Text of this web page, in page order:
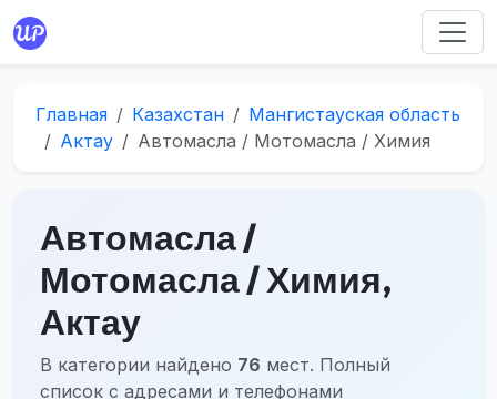
Главная Казахстан
Мангистауская область
Актау
Автомасла / Мотомасла / Химия
Автомасла /
Мотомасла / Химия,
Актау
В категории найдено 76 мест. Полный
список с адресами и телефонами